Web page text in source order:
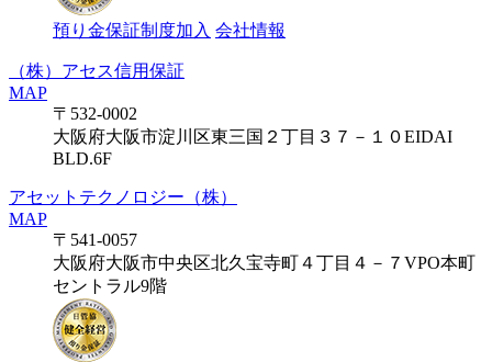
預り金保証制度加入 会社情報
（株）アセス信用保証
MAP
〒532-0002
大阪府大阪市淀川区東三国２丁目３７－１０EIDAI
BLD.6F
アセットテクノロジー（株）
MAP
〒541-0057
大阪府大阪市中央区北久宝寺町４丁目４－７VPO本町
セントラル9階